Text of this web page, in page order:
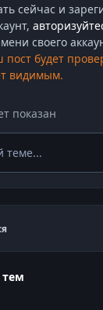
сейчас и
своего
пост будет
видимым.
теме...
тем